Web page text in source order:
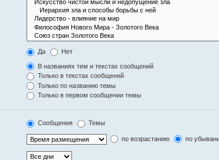
Да Нет
В названиях тем и текстах сообщений
Только в текстах сообщений
Только по названию темы
Только в первом сообщении темы
Сообщения Темы
по возрастанию по